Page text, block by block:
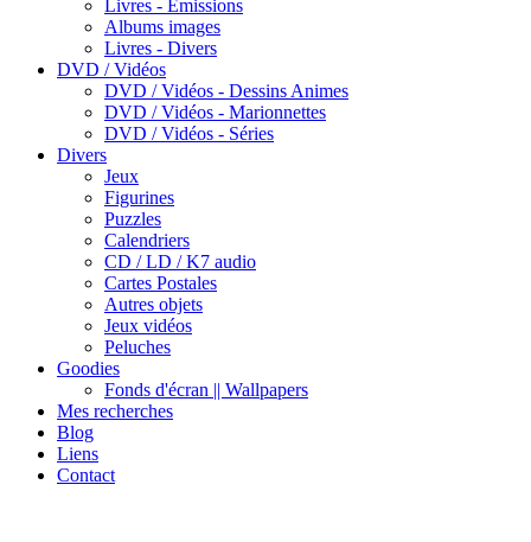
Livres - Emissions
Albums images
Livres - Divers
DVD / Vidéos
DVD / Vidéos - Dessins Animes
DVD / Vidéos - Marionnettes
DVD / Vidéos - Séries
Divers
Jeux
Figurines
Puzzles
Calendriers
CD / LD / K7 audio
Cartes Postales
Autres objets
Jeux vidéos
Peluches
Goodies
Fonds d'écran || Wallpapers
Mes recherches
Blog
Liens
Contact